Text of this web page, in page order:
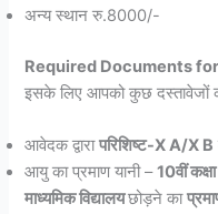
अन्य स्थान रु.8000/-
Required Documents
इसके लिए आपको कुछ दस्तावेजों
आवेदक द्वारापरिशिष्ट-X A/X B
आयु का प्रमाण यानी –10वीं कक्षा
माध्यमिक विद्यालयछोड़ने का